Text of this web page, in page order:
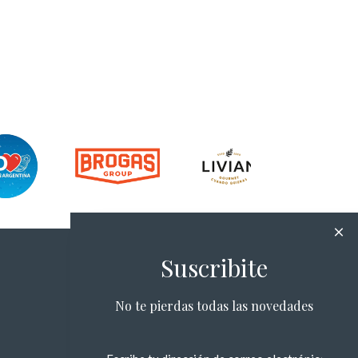
Suscribite
No te pierdas todas las novedades